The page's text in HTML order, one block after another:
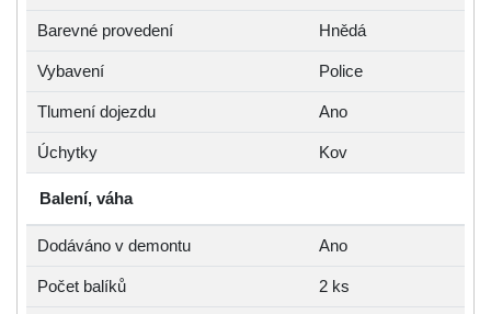
Barevné provedení Hnědá
Vybavení Police
Tlumení dojezdu Ano
Úchytky Kov
Balení, váha
Dodáváno v demontu Ano
Počet balíků 2 ks